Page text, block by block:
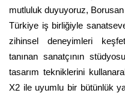
mutluluk duyuyoruz,
Türkiye iş birliğiyle
zihinsel deneyimleri
tanınan sanatçının
tasarım tekniklerini
X2 ile uyumlu bir bütünlük